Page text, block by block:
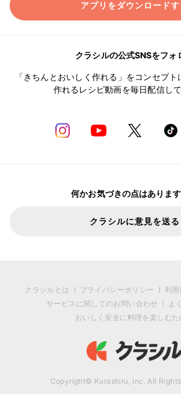
アプリをダウンロードす
クラシルの公式SNSをフォ
「きちんとおいしく作れる」をコンセプト
作れるレシピ動画を毎日配信して
何かお気づきの点はありま
クラシルに意見を送る
クラシルとは プライバシーポリシー 利用
サービスに関してのお問い合わせ
よ
おいしく安全に料理を楽しむた
Copyright© Kurashiru, Inc. All